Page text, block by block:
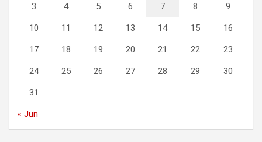
3 4 5 6 7 8 9
10 11 12 13 14 15 16
17 18 19 20 21 22 23
24 25 26 27 28 29 30
31
« Jun